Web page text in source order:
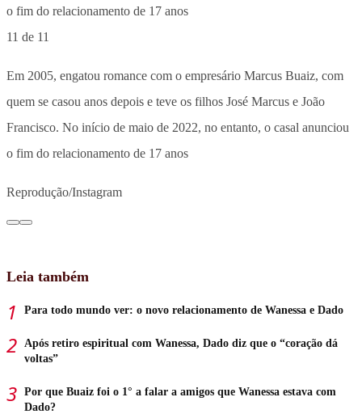
11 de 11
Em 2005, engatou romance com o empresário Marcus Buaiz, com
quem se casou anos depois e teve os filhos José Marcus e João
Francisco. No início de maio de 2022, no entanto, o casal anunciou
o fim do relacionamento de 17 anos
Reprodução/Instagram
Leia também
Para todo mundo ver: o novo relacionamento de Wanessa e Dado
Após retiro espiritual com Wanessa, Dado diz que o “coração dá
voltas”
Por que Buaiz foi o 1° a falar a amigos que Wanessa estava com
Dado?